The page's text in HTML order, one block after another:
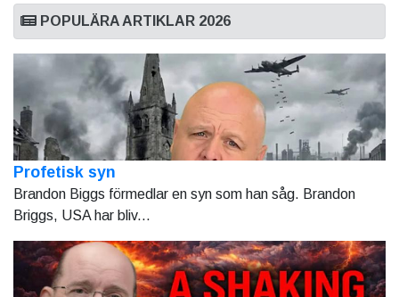
POPULÄRA ARTIKLAR 2026
Profetisk syn
Brandon Biggs förmedlar en syn som han såg. Brandon
Briggs, USA har bliv...